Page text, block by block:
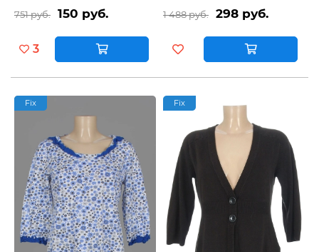
751 руб. 150 руб.
3
1 488 руб. 298 руб.
Fix Fix